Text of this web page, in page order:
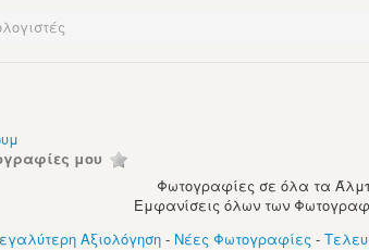
μου
Φωτογραφίες σε όλα τα
Εμφανίσεις όλων των
Αξιολόγηση- Νέες Φωτογραφίες -